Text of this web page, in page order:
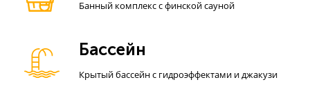
Банный комплекс с финской сауной
Бассейн
Крытый бассейн с гидроэффектами и джакузи